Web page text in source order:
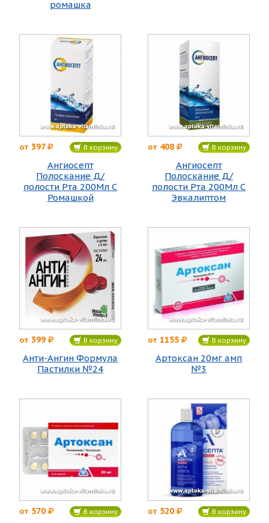
ромашка
от 397 В корзину
Ангиосепт
Полоскание Д/
полости Рта 200Мл С
Ромашкой
от 408 В корзину
Ангиосепт
Полоскание Д/
полости Рта 200Мл С
Эвкалиптом
от 399 В корзину
Анти-Ангин Формула
Пастилки №24
от 1155 В корзину
Артоксан 20мг амп
№3
от 570 В корзину от 520 В корзину